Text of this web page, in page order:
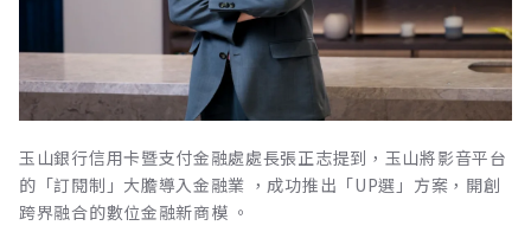
玉山銀行信用卡暨支付金融處處長張正志提到，玉山將影音平台
的「訂閱制」大膽導入金融業 ，成功推出「UP選」方案，開創
跨界融合的數位金融新商模 。